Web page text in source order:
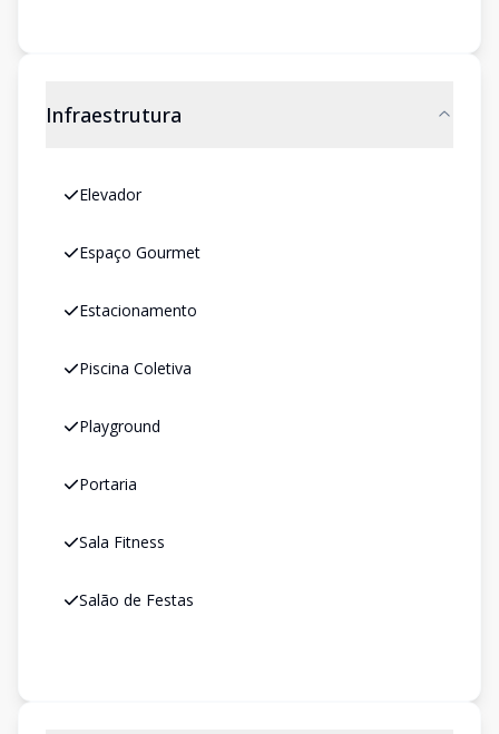
Infraestrutura
Elevador
Espaço Gourmet
Estacionamento
Piscina Coletiva
Playground
Portaria
Sala Fitness
Salão de Festas